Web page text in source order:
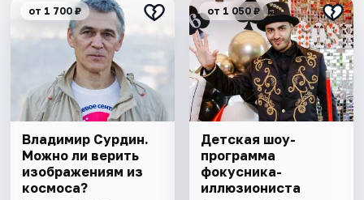
от 1 700 ₽
Владимир Сурдин.
Можно ли верить
изображениям из
космоса?
от 1 050 ₽
Детская шоу-
программа
фокусника-
иллюзиониста